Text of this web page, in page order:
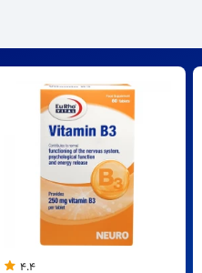
4.4